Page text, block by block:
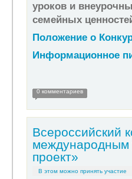
уроков и
семейных
Положение о
Информационное
0 комментариев
Всероссийский
проект»
В этом можно принять участие